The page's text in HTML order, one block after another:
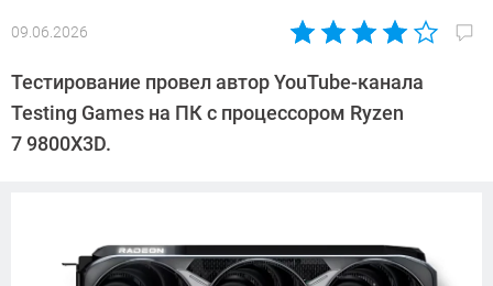
09.06.2026
Автор:
Калашников
Тестирование провел автор YouTube-канала
Testing Games на ПК с процессором Ryzen
7 9800X3D.